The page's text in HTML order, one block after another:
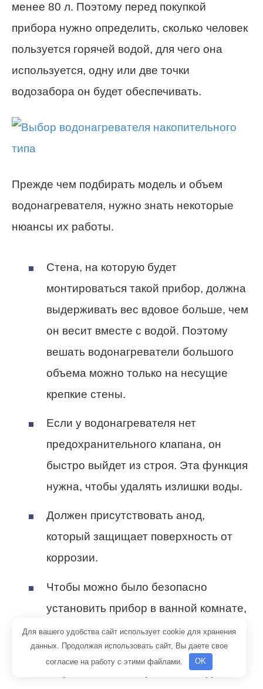
менее 80 л. Поэтому перед покупкой
прибора нужно определить, сколько человек
пользуется горячей водой, для чего она
используется, одну или две точки
водозабора он будет обеспечивать.
Прежде чем подбирать модель и объем
водонагревателя, нужно знать некоторые
нюансы их работы.
Стена, на которую будет
монтироваться такой прибор, должна
выдерживать вес вдовое больше, чем
он весит вместе с водой. Поэтому
вешать водонагреватели большого
объема можно только на несущие
крепкие стены.
Если у водонагревателя нет
предохранительного клапана, он
быстро выйдет из строя. Эта функция
нужна, чтобы удалять излишки воды.
Должен присутствовать анод,
который защищает поверхность от
коррозии.
Чтобы можно было безопасно
установить прибор в ванной комнате,
он должен иметь класс защиты IP24
или IP25. В ином случае нужно
закрывать его от брызг и попадания
Для вашего удобства сайт использует cookie для хранения
данных. Продолжая использовать сайт, Вы даете свое
согласие на работу с этими файлами.
OK